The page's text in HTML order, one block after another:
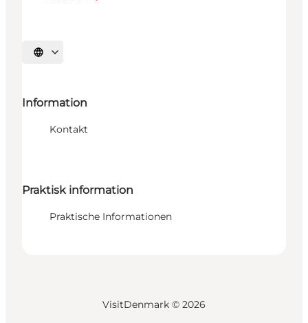
Sprache auswählen
Information
Kontakt
Praktisk information
Praktische Informationen
VisitDenmark © 2026